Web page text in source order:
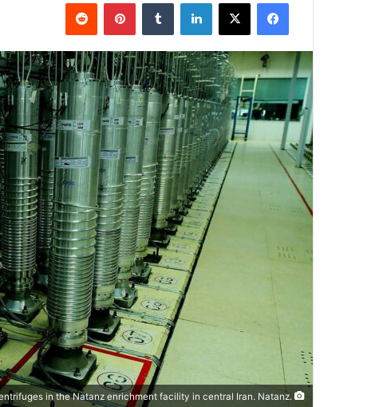
فيسبوك X لينكدإن بينتيريست
in the Natanz enrichment facility in central Iran. Natanz.